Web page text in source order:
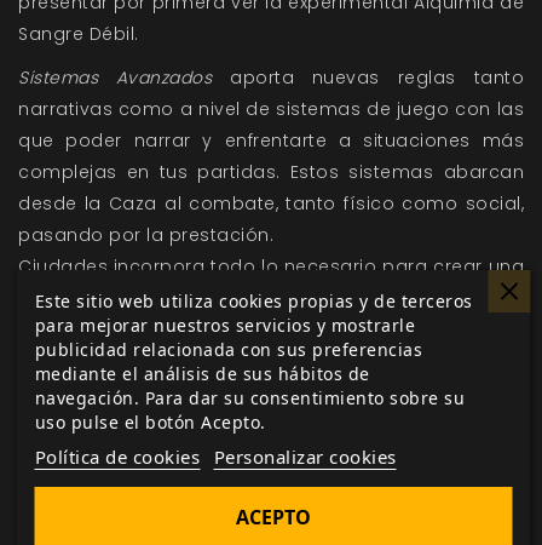
Sangre Débil.
Sistemas Avanzados aporta nuevas reglas tanto
narrativas como a nivel de sistemas de juego con las
que poder narrar y enfrentarte a situaciones más
complejas en tus partidas. Estos sistemas abarcan
desde la Caza al combate, tanto físico como social,
pasando por la prestación.
Ciudades incorpora todo lo necesario para crear una
ciudad que sirva de escenario perfecto para tu
crónica, desde cómo dividirla en diversos dominios y
territorios de Caza hasta los sistemas individuales
que pueden aplicarse en cada uno de ellos.
Crónicas incluye gran cantidad de consejos para
hacer que una historia funcione gracias a la
incluir gran cantidad de ideas para tus propias
Este sitio web utiliza cookies propias y de terceros
para mejorar nuestros servicios y mostrarle
publicidad relacionada con sus preferencias
mediante el análisis de sus hábitos de
navegación. Para dar su consentimiento sobre su
uso pulse el botón Acepto.
Política de cookies Personalizar cookies
ACEPTO